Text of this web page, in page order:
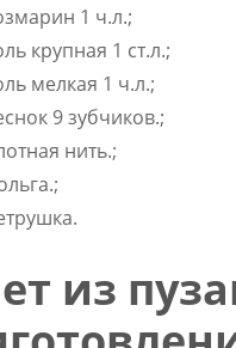
1 ч.л.;
крупная 1 ст.л.;
мелкая 1 ч.л.;
9 зубчиков.;
нить.;
из